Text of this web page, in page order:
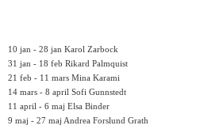
10 jan - 28 jan Karol Zarbock
31 jan - 18 feb Rikard Palmquist
21 feb - 11 mars Mina Karami
14 mars - 8 april Sofi Gunnstedt
11 april - 6 maj Elsa Binder
9 maj - 27 maj Andrea Forslund Grath